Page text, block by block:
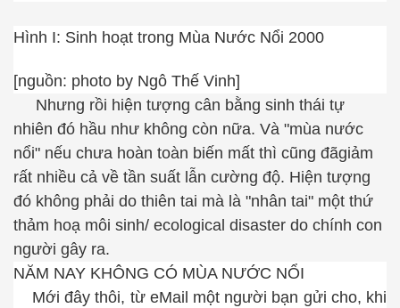
Hình I: Sinh hoạt trong Mùa Nước Nổi 2000
[nguồn: photo by Ngô Thế Vinh]
Nhưng rồi hiện tượng cân bằng sinh thái tự
nhiên đó hầu như không còn nữa. Và "mùa nước
nổi" nếu chưa hoàn toàn biến mất thì cũng đãgiảm
rất nhiều cả về tần suất lẫn cường độ. Hiện tượng
đó không phải do thiên tai mà là "nhân tai" một thứ
thảm hoạ môi sinh/ ecological disaster do chính con
người gây ra.
NĂM NAY KHÔNG CÓ MÙA NƯỚC NỔI
Mới đây thôi, từ eMail một người bạn gửi cho, khi